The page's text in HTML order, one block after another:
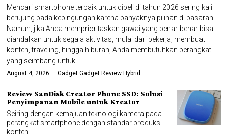
Mencari smartphone terbaik untuk dibeli di tahun 2026 sering kali
berujung pada kebingungan karena banyaknya pilihan di pasaran.
Namun, jika Anda memprioritaskan gawai yang benar-benar bisa
diandalkan untuk segala aktivitas, mulai dari bekerja, membuat
konten, traveling, hingga hiburan, Anda membutuhkan perangkat
yang seimbang untuk
August 4, 2026 Gadget·Gadget Review·Hybrid
Review SanDisk Creator Phone SSD: Solusi
Penyimpanan Mobile untuk Kreator
Seiring dengan kemajuan teknologi kamera pada
perangkat smartphone dengan standar produksi
konten